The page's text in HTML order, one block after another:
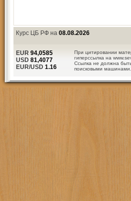
Курс ЦБ РФ на 08.08.2026
При цитировании
гиперссылка на
Ссылка не должна
поисковыми машинами.
EUR 94,0585
USD 81,4077
EUR/USD 1.16